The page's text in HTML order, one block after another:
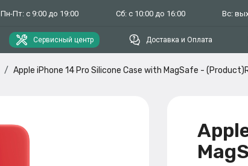
Пн-Пт: с 9:00 до 19:00 Сб: с 10:00 до 16:00 Вс:
Сервисный центр Доставка и Оплата
Apple iPhone 14 Pro Silicone Case with MagSafe -